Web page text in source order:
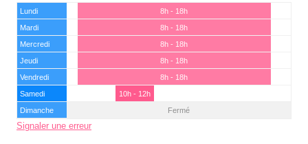
Lundi
8h - 18h
Mardi
8h - 18h
Mercredi
8h - 18h
Jeudi
8h - 18h
Vendredi
8h - 18h
Samedi
10h - 12h
Dimanche
Fermé
Signaler une erreur